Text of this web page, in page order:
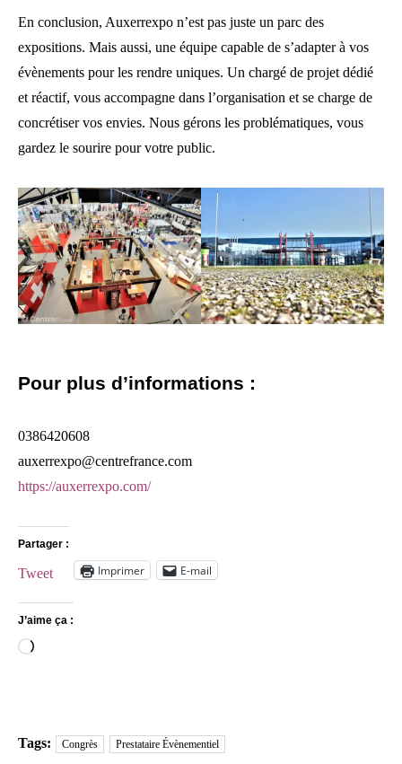
En conclusion, Auxerrexpo n’est pas juste un parc des
expositions. Mais aussi, une équipe capable de s’adapter à vos
évènements pour les rendre uniques. Un chargé de projet dédié
et réactif, vous accompagne dans l’organisation et se charge de
concrétiser vos envies. Nous gérons les problématiques, vous
gardez le sourire pour votre public.
Pour plus d’informations :
0386420608
auxerrexpo@centrefrance.com
https://auxerrexpo.com/
Partager :
Tweet Imprimer E-mail
J’aime ça :
Chargement…
Tags: Congrès Prestataire Évènementiel